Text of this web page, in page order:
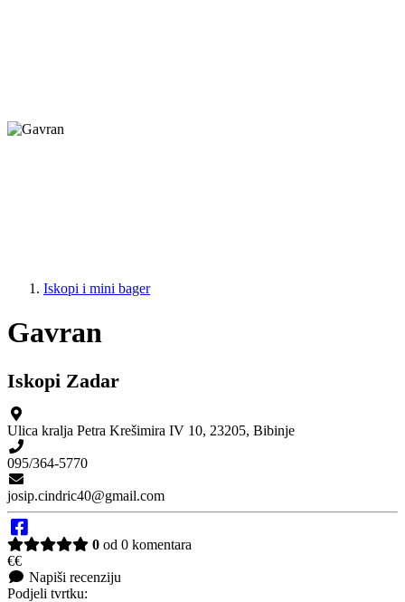
Iskopi i mini bager
Gavran
Iskopi Zadar
Ulica kralja Petra Krešimira IV 10, 23205, Bibinje
095/364-5770
josip.cindric40@gmail.com
0 od 0 komentara
€€
Napiši recenziju
Podjeli tvrtku: